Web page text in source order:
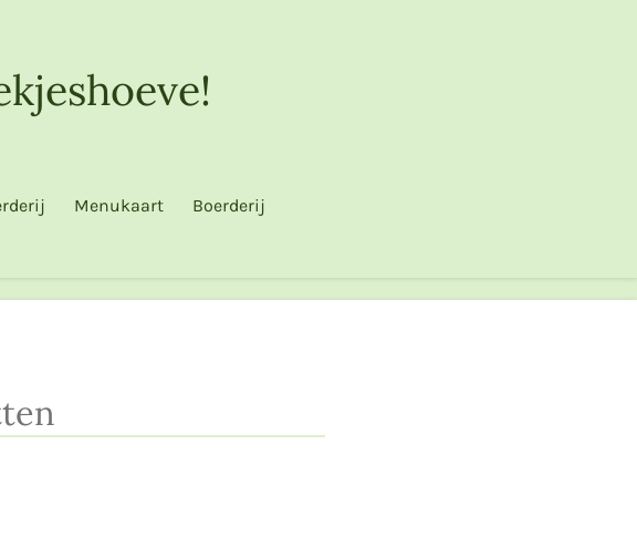
Menukaart
Boerderij